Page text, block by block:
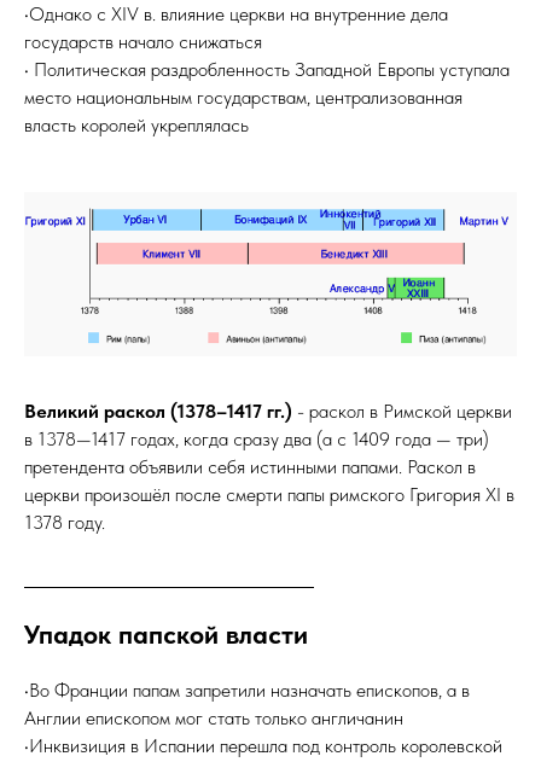
•Однако с XIV в. влияние церкви на внутренние дела
государств начало снижаться
• Политическая раздробленность Западной Европы уступала
место национальным государствам, централизованная
власть королей укреплялась
Великий раскол (1378–1417 гг.) - раскол в Римской церкви
в 1378—1417 годах, когда сразу два (а с 1409 года — три)
претендента объявили себя истинными папами. Раскол в
церкви произошёл после смерти папы римского Григория XI в
1378 году.
Упадок папской власти
•Во Франции папам запретили назначать епископов, а в
Англии епископом мог стать только англичанин
•Инквизиция в Испании перешла под контроль королевской